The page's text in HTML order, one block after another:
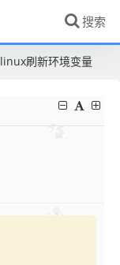
linux刷新环境变量